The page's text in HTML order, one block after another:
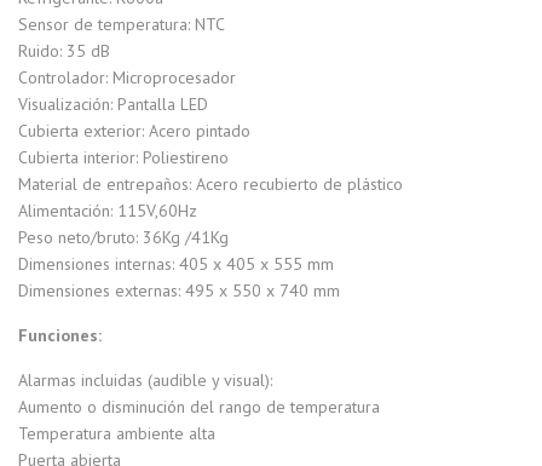
Sensor de temperatura: NTC
Ruido: 35 dB
Controlador: Microprocesador
Visualización: Pantalla LED
Cubierta exterior: Acero pintado
Cubierta interior: Poliestireno
Material de entrepaños: Acero recubierto de plástico
Alimentación: 115V,60Hz
Peso neto/bruto: 36Kg /41Kg
Dimensiones internas: 405 x 405 x 555 mm
Dimensiones externas: 495 x 550 x 740 mm
Funciones:
Alarmas incluidas (audible y visual):
Aumento o disminución del rango de temperatura
Temperatura ambiente alta
Puerta abierta